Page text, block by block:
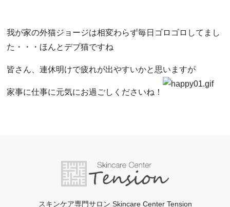
我が家の外猫ジョージは相変わらず毎日ゴロゴロしてまし
た・・・ほんとデブ猫ですね
皆さん、連休明けで疲れが出やすいかと思いますが
家事に仕事に元気にお過ごしくださいね！
スキンケア専門サロン Skincare Center Tension